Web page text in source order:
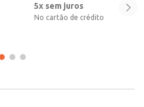
5x sem juros
No cartão de crédito